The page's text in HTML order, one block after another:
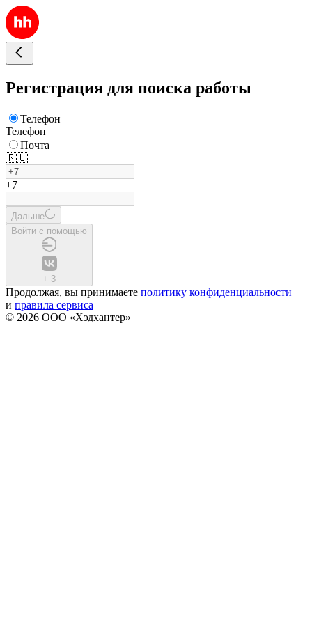
Регистрация для поиска работы
Телефон
Телефон
Почта
🇷🇺
+7
Дальше
Войти с помощью
+ 3
Продолжая, вы принимаете политику конфиденциальности
и правила сервиса
© 2026 ООО «Хэдхантер»